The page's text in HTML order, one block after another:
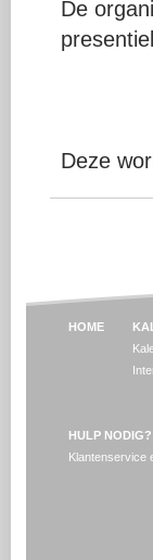
De
Deze
HOME
HULP NODIG?
Klantenservice